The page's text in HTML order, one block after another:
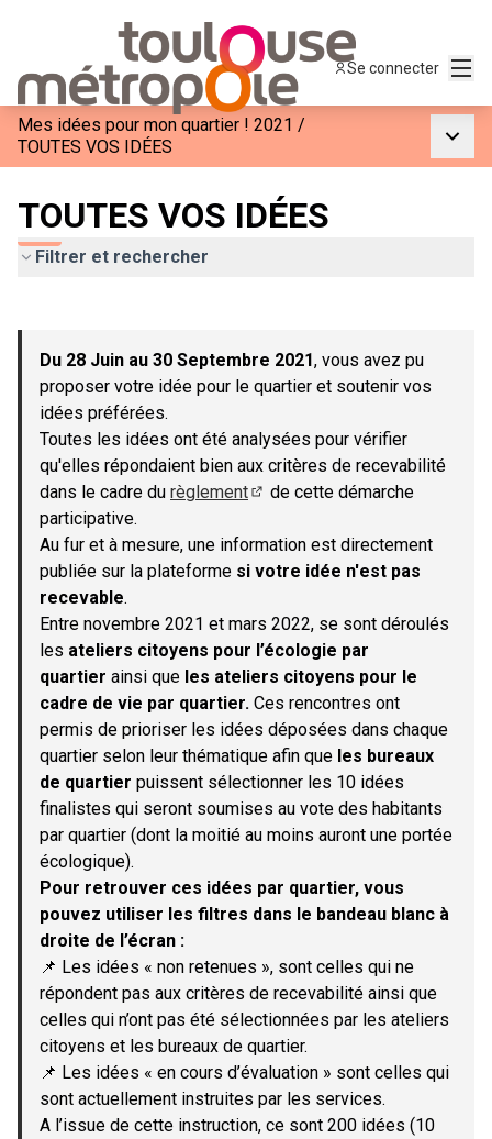
Se connecter
Mes idées pour mon quartier ! 2021 /
TOUTES VOS IDÉES
TOUTES VOS IDÉES
Filtrer et rechercher
−
Du 28 Juin au 30 Septembre 2021, vous avez pu
proposer votre idée pour le quartier et soutenir vos
idées préférées.
Toutes les idées ont été analysées pour vérifier
qu'elles répondaient bien aux critères de recevabilité
dans le cadre du règlement
de cette démarche
participative.
Au fur et à mesure, une information est directement
publiée sur la plateforme si votre idée n'est pas
recevable.
Entre novembre 2021 et mars 2022, se sont déroulés
les ateliers citoyens pour l’écologie par
quartier ainsi que les ateliers citoyens pour le
cadre de vie par quartier. Ces rencontres ont
permis de prioriser les idées déposées dans chaque
quartier selon leur thématique afin que les bureaux
de quartier puissent sélectionner les 10 idées
finalistes qui seront soumises au vote des habitants
par quartier (dont la moitié au moins auront une portée
écologique).
Pour retrouver ces idées par quartier, vous
pouvez utiliser les filtres dans le bandeau blanc à
droite de l’écran :
📌 Les idées « non retenues », sont celles qui ne
répondent pas aux critères de recevabilité ainsi que
celles qui n’ont pas été sélectionnées par les ateliers
citoyens et les bureaux de quartier.
📌 Les idées « en cours d’évaluation » sont celles qui
sont actuellement instruites par les services.
A l’issue de cette instruction, ce sont 200 idées (10